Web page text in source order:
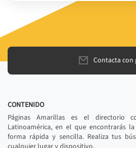
Contacta con
CONTENIDO
Páginas Amarillas es el directorio
Latinoamérica, en el que encontrarás
forma rápida y sencilla. Realiza tus